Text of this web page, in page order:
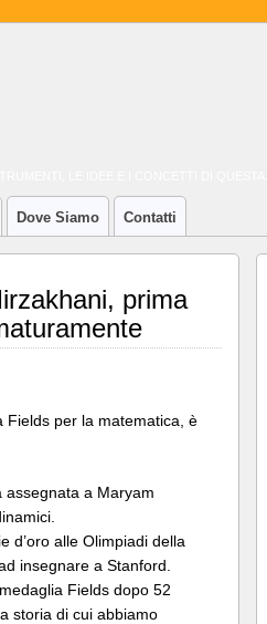
Dove Siamo Contatti
prima
Fields per la matematica, è
assegnata a Maryam
d’oro alle Olimpiadi della
insegnare a Stanford.
Fields dopo 52
storia di cui abbiamo